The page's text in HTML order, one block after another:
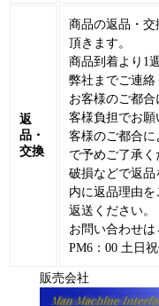
返
品・
交換
商品の返品・
頂きます。
商品到着より1
弊社までご連絡
お客様のご都
客様負担でお
客様のご都合
で予めご了承く
破損などで返品
内に返品理由
返送ください。
お問い合わせは
PM6：00 土日
販売会社 エム